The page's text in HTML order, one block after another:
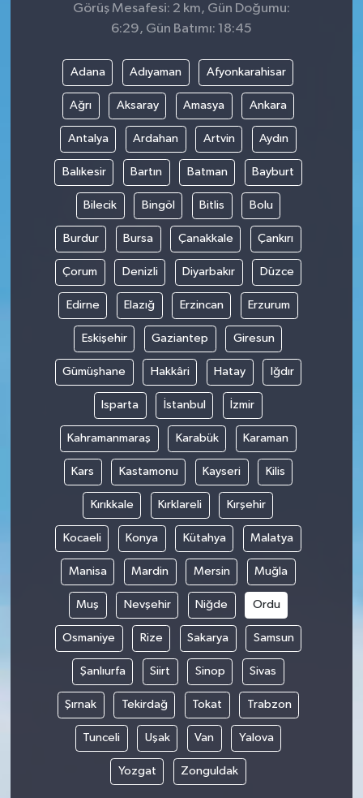
Görüş Mesafesi: 2 km, Gün Doğumu:
6:29, Gün Batımı: 18:45
Adana Adıyaman Afyonkarahisar
Ağrı Aksaray Amasya Ankara
Antalya Ardahan Artvin Aydın
Balıkesir Bartın Batman Bayburt
Bilecik Bingöl Bitlis Bolu
Burdur Bursa Çanakkale Çankırı
Çorum Denizli Diyarbakır Düzce
Edirne Elazığ Erzincan Erzurum
Eskişehir Gaziantep Giresun
Gümüşhane Hakkâri Hatay Iğdır
Isparta İstanbul İzmir
Kahramanmaraş Karabük Karaman
Kars Kastamonu Kayseri Kilis
Kırıkkale Kırklareli Kırşehir
Kocaeli Konya Kütahya Malatya
Manisa Mardin Mersin Muğla
Muş Nevşehir Niğde Ordu
Osmaniye Rize Sakarya Samsun
Şanlıurfa Siirt Sinop Sivas
Şırnak Tekirdağ Tokat Trabzon
Tunceli Uşak Van Yalova
Yozgat Zonguldak